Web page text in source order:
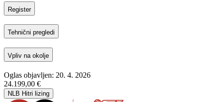
Register
Tehnični pregledi
Vpliv na okolje
Oglas objavljen: 20. 4. 2026
24.199,00 €
NLB Hitri lizing